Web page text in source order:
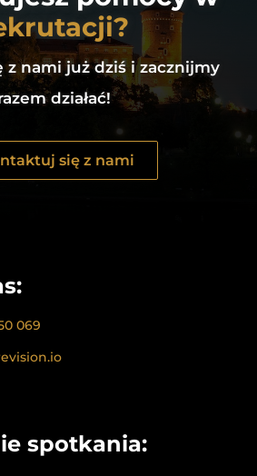
z nami już dziś i zacznijmy
działać!
się z nami
069
spotkania: